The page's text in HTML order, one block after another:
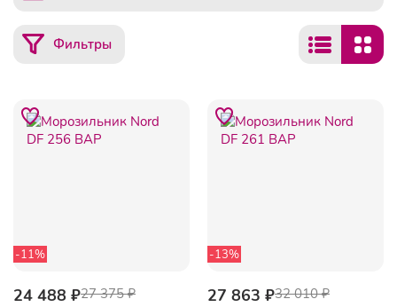
Фильтры
-11%
24 488 ₽27 375 ₽
-13%
27 863 ₽32 010 ₽